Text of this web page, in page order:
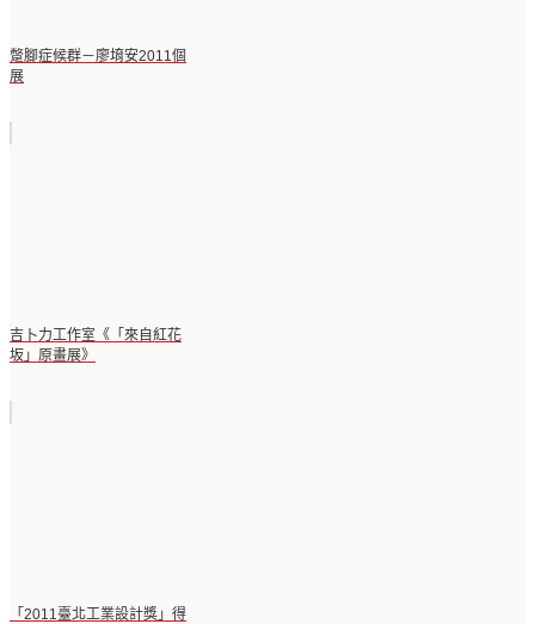
蹩腳症候群－廖堉安2011個
展
吉卜力工作室《「來自紅花
坂」原畫展》
「2011臺北工業設計獎」得